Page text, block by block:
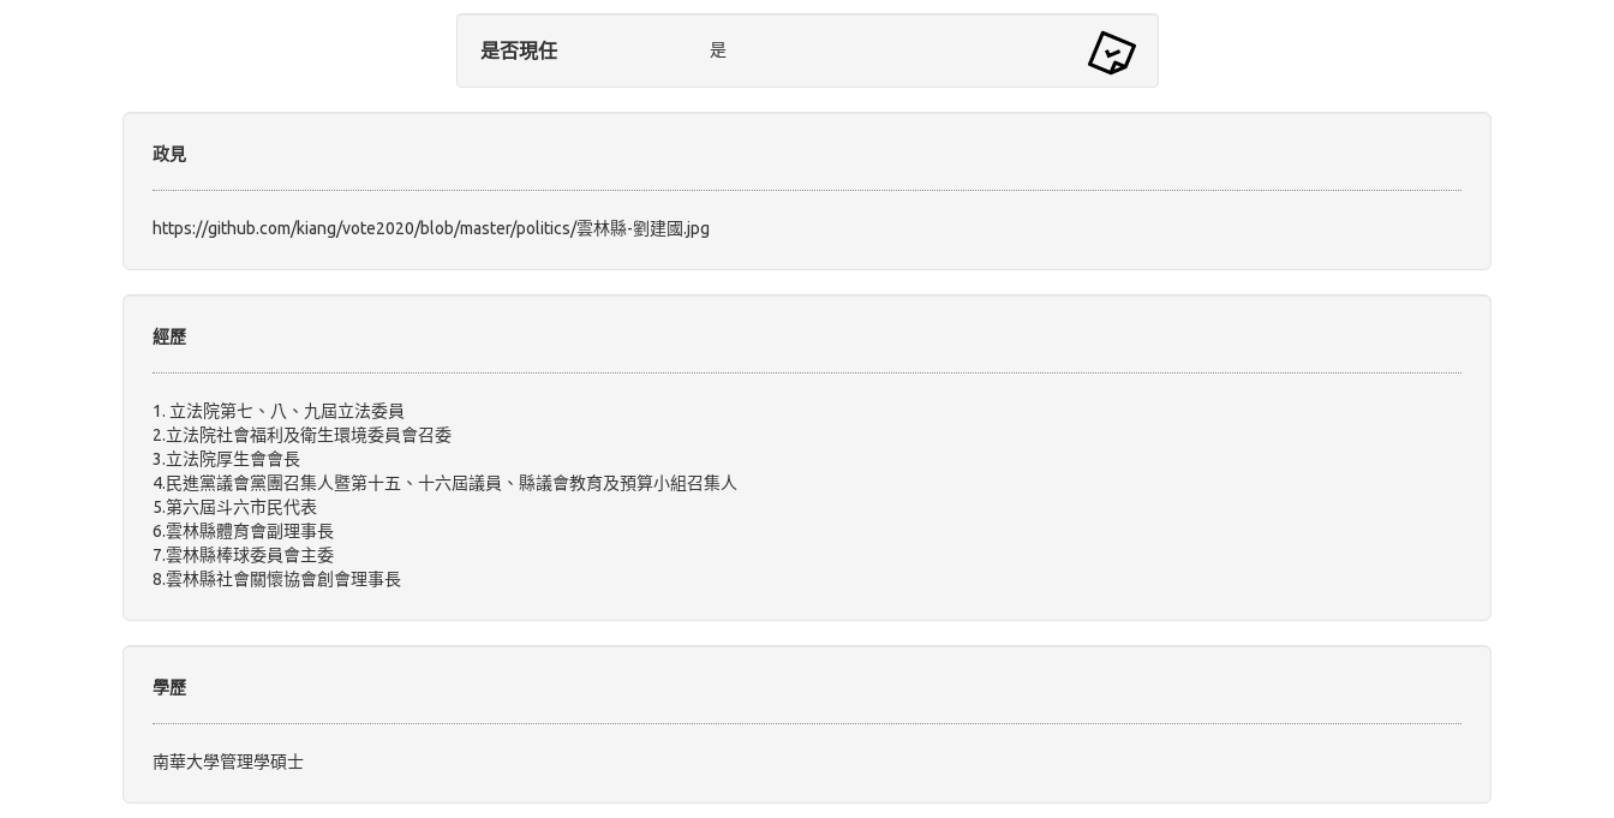
是否現任 是
政見
https://github.com/kiang/vote2020/blob/master/politics/雲林縣-劉建國.jpg
經歷
1. 立法院第七、八、九屆立法委員
2.立法院社會福利及衛生環境委員會召委
3.立法院厚生會會長
4.民進黨議會黨團召集人暨第十五、十六屆議員、縣議會教育及預算小組召集人
5.第六屆斗六市民代表
6.雲林縣體育會副理事長
7.雲林縣棒球委員會主委
8.雲林縣社會關懷協會創會理事長
學歷
南華大學管理學碩士